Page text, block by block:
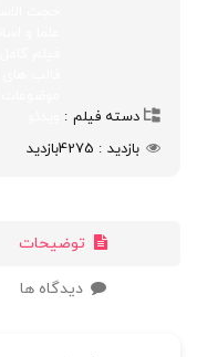
دسته فیلم
بازدید
4275بازدید
توضیحات
دیدگاه ها